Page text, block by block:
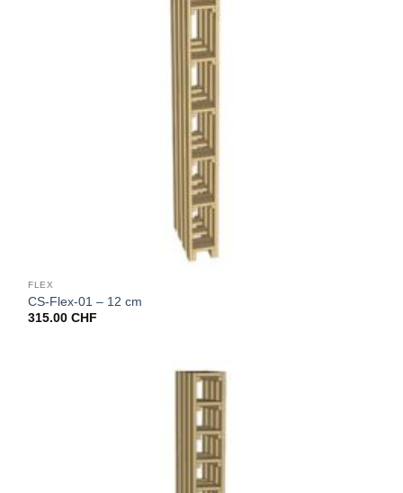
FLEX
CS-Flex-01 – 12 cm
315.00CHF